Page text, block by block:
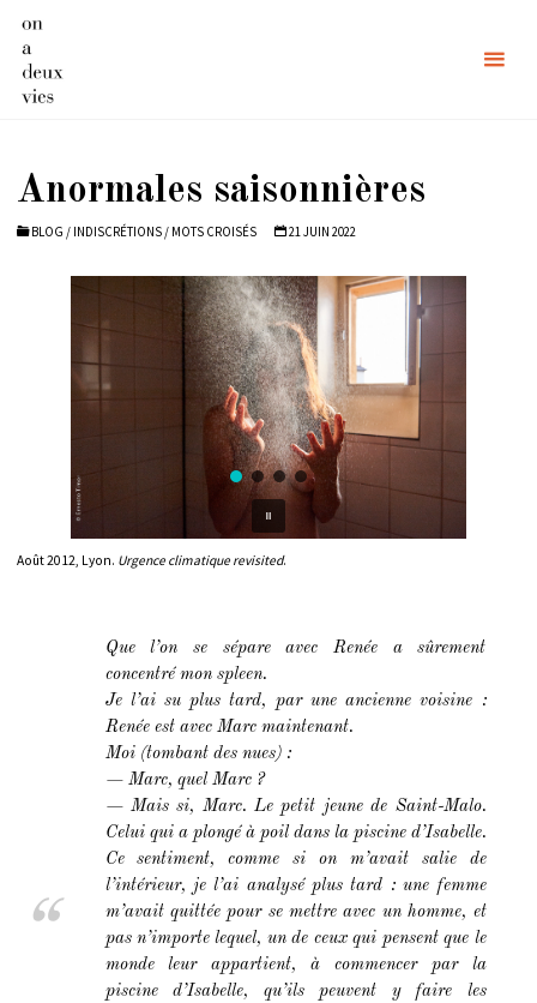
content
Anormales saisonnières
BLOG / INDISCRÉTIONS / MOTS CROISÉS 21 JUIN 2022
Août 2012, Lyon. Urgence climatique revisited.
Que l’on se sépare avec Renée a sûrement
concentré mon spleen.
Je l’ai su plus tard, par une ancienne voisine :
Renée est avec Marc maintenant.
Moi (tombant des nues) :
— Marc, quel Marc ?
— Mais si, Marc. Le petit jeune de Saint-Malo.
Celui qui a plongé à poil dans la piscine d’Isabelle.
Ce sentiment, comme si on m’avait salie de
l’intérieur, je l’ai analysé plus tard : une femme
m’avait quittée pour se mettre avec un homme, et
pas n’importe lequel, un de ceux qui pensent que le
monde leur appartient, à commencer par la
piscine d’Isabelle, qu’ils peuvent y faire les